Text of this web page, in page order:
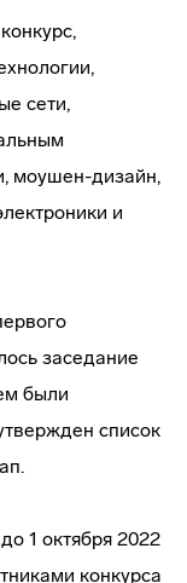
сети,
моушен-дизайн,
и
заседание
были
список
1 октября 2022
конкурса